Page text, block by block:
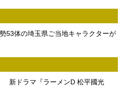
53体の埼玉県ご当地キャラクターが
新ドラマ『ラーメンD 松平國光